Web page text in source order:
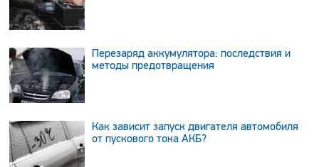
Перезаряд аккумулятора: последствия и
методы предотвращения
Как зависит запуск двигателя автомобиля
от пускового тока АКБ?